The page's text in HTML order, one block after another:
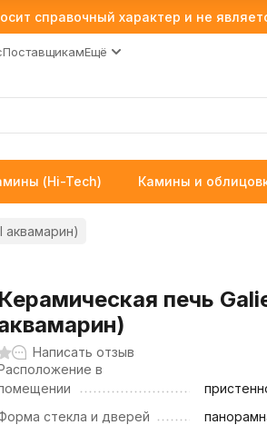
справочный характер и не
ПоставщикамЕщё
(Hi-Tech) Камины и
аквамарин)
Керамическая печь
Написать отзыв
в
стекла и дверей